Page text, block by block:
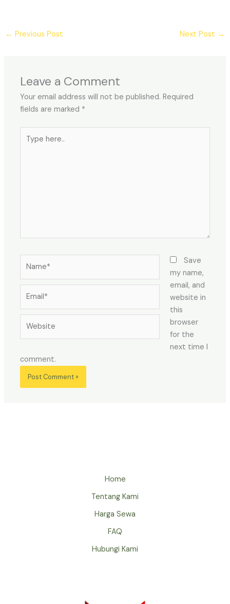
← Previous Post Next Post →
Leave a Comment
Your email address will not be published. Required
fields are marked *
here..
Save
my name,
email, and
website in
this
browser
for the
next time I
comment.
Home
Tentang Kami
Harga Sewa
FAQ
Hubungi Kami